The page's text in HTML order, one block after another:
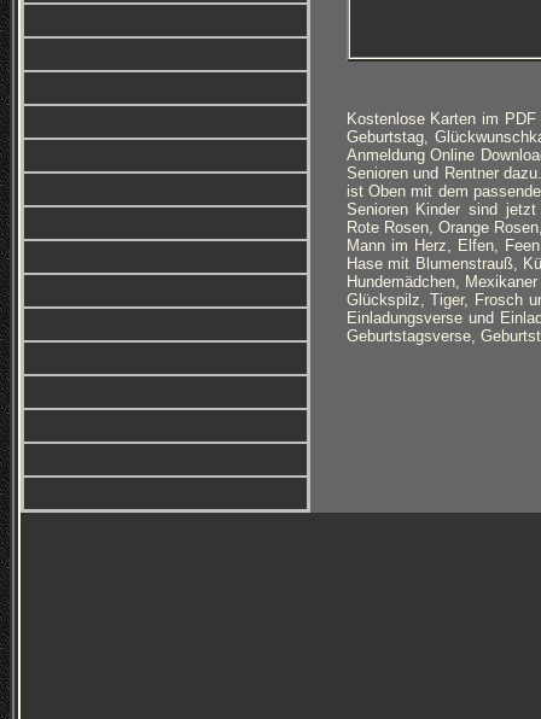
Kostenlose Karten im
Geburtstag,
Anmeldung Online
Senioren und Rentner
ist Oben mit dem
Senioren Kinder sind
Rote Rosen, Orange
Mann im Herz, Elfen,
Hase mit Blumenstrauß,
Hundemädchen,
Glückspilz, Tiger, Frosch
Einladungsverse und
Geburtstagsverse,